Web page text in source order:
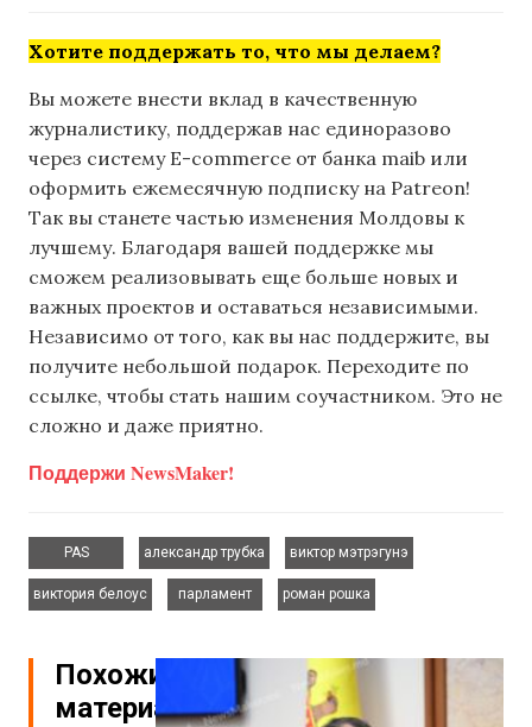
Хотите поддержать то, что мы делаем?
Вы можете внести вклад в качественную
журналистику, поддержав нас единоразово
через систему E-commerce от банка maib или
оформить ежемесячную подписку на Patreon!
Так вы станете частью изменения Молдовы к
лучшему. Благодаря вашей поддержке мы
сможем реализовывать еще больше новых и
важных проектов и оставаться независимыми.
Независимо от того, как вы нас поддержите, вы
получите небольшой подарок. Переходите по
ссылке, чтобы стать нашим соучастником. Это не
сложно и даже приятно.
Поддержи NewsMaker!
PAS
александр трубка
виктор мэтрэгунэ
виктория белоус
парламент
роман рошка
Похожие
материалы